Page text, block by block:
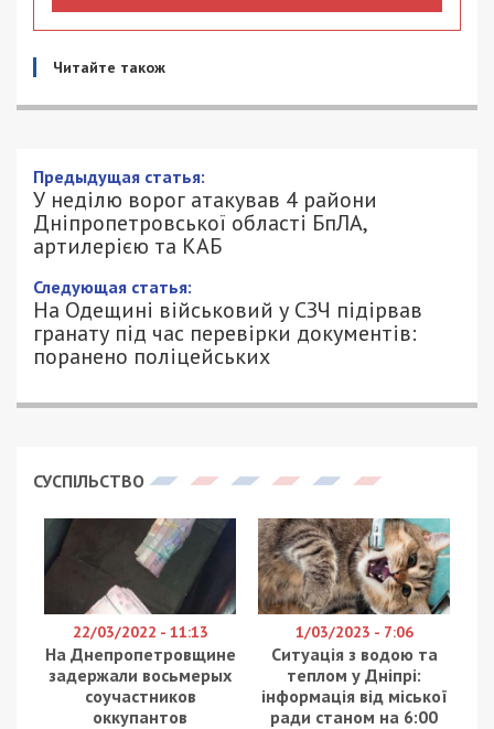
Читайте також
Предыдущая статья:
У неділю ворог атакував 4 райони
Дніпропетровської області БпЛА,
артилерією та КАБ
Следующая статья:
На Одещині військовий у СЗЧ підірвав
гранату під час перевірки документів:
поранено поліцейських
СУСПІЛЬСТВО
22/03/2022 - 11:13
На Днепропетровщине
задержали восьмерых
соучастников
оккупантов
1/03/2023 - 7:06
Ситуація з водою та
теплом у Дніпрі:
інформація від міської
ради станом на 6:00